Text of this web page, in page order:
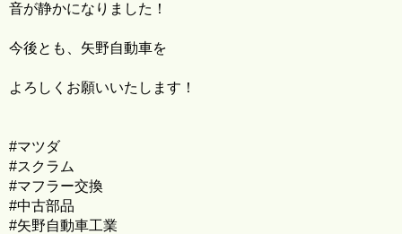
音が静かになりました！
今後とも、矢野自動車を
よろしくお願いいたします！
#マツダ
#スクラム
#マフラー交換
#中古部品
#矢野自動車工業